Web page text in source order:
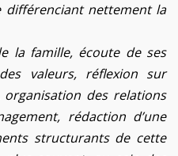
différenciant nettement la
la famille, écoute de ses
valeurs, réflexion sur
des relations
rédaction d’une
structurants de cette